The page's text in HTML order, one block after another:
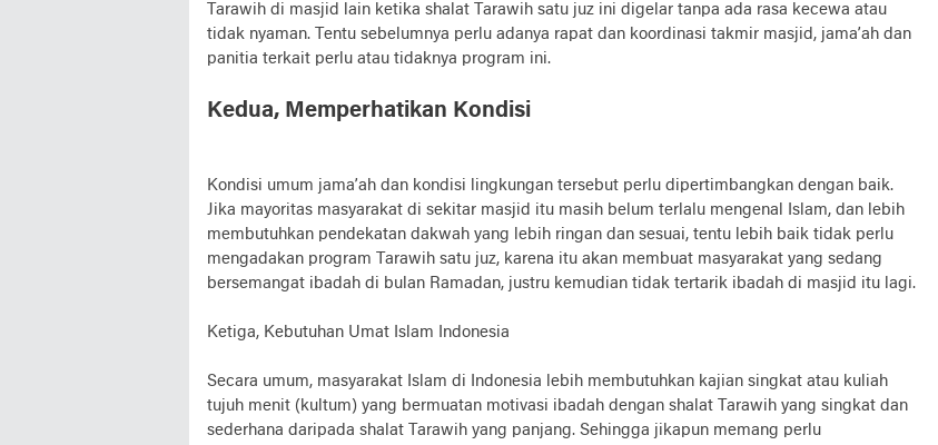
Tarawih di masjid lain ketika shalat Tarawih satu juz ini digelar tanpa ada rasa kecewa atau
tidak nyaman. Tentu sebelumnya perlu adanya rapat dan koordinasi takmir masjid, jama’ah dan
panitia terkait perlu atau tidaknya program ini.
Kedua, Memperhatikan Kondisi
Kondisi umum jama’ah dan kondisi lingkungan tersebut perlu dipertimbangkan dengan baik.
Jika mayoritas masyarakat di sekitar masjid itu masih belum terlalu mengenal Islam, dan lebih
membutuhkan pendekatan dakwah yang lebih ringan dan sesuai, tentu lebih baik tidak perlu
mengadakan program Tarawih satu juz, karena itu akan membuat masyarakat yang sedang
bersemangat ibadah di bulan Ramadan, justru kemudian tidak tertarik ibadah di masjid itu lagi.
Ketiga, Kebutuhan Umat Islam Indonesia
Secara umum, masyarakat Islam di Indonesia lebih membutuhkan kajian singkat atau kuliah
tujuh menit (kultum) yang bermuatan motivasi ibadah dengan shalat Tarawih yang singkat dan
sederhana daripada shalat Tarawih yang panjang. Sehingga jikapun memang perlu